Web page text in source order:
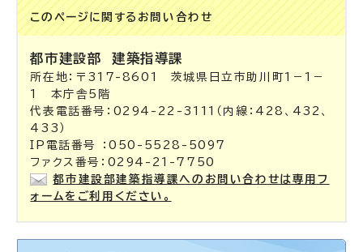
このページに関する お問い合わせ
都市建設部建築指導課
所在地：〒317-8601 茨城県日立市助川町1－1－
1 本庁舎5階
代表電話番号：0294-22-3111（内線：428、432、
433）
IP電話番号 ：050-5528-5097
ファクス番号：0294-21-7750
都市建設部建築指導課へのお問い合わせは専用フ
ォームをご利用ください。